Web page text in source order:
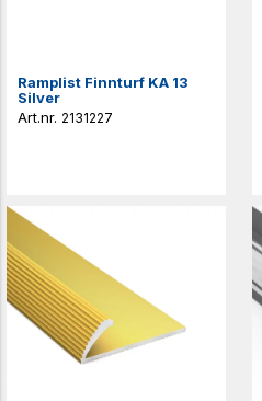
Ramplist Finnturf KA 13
Silver
2131227